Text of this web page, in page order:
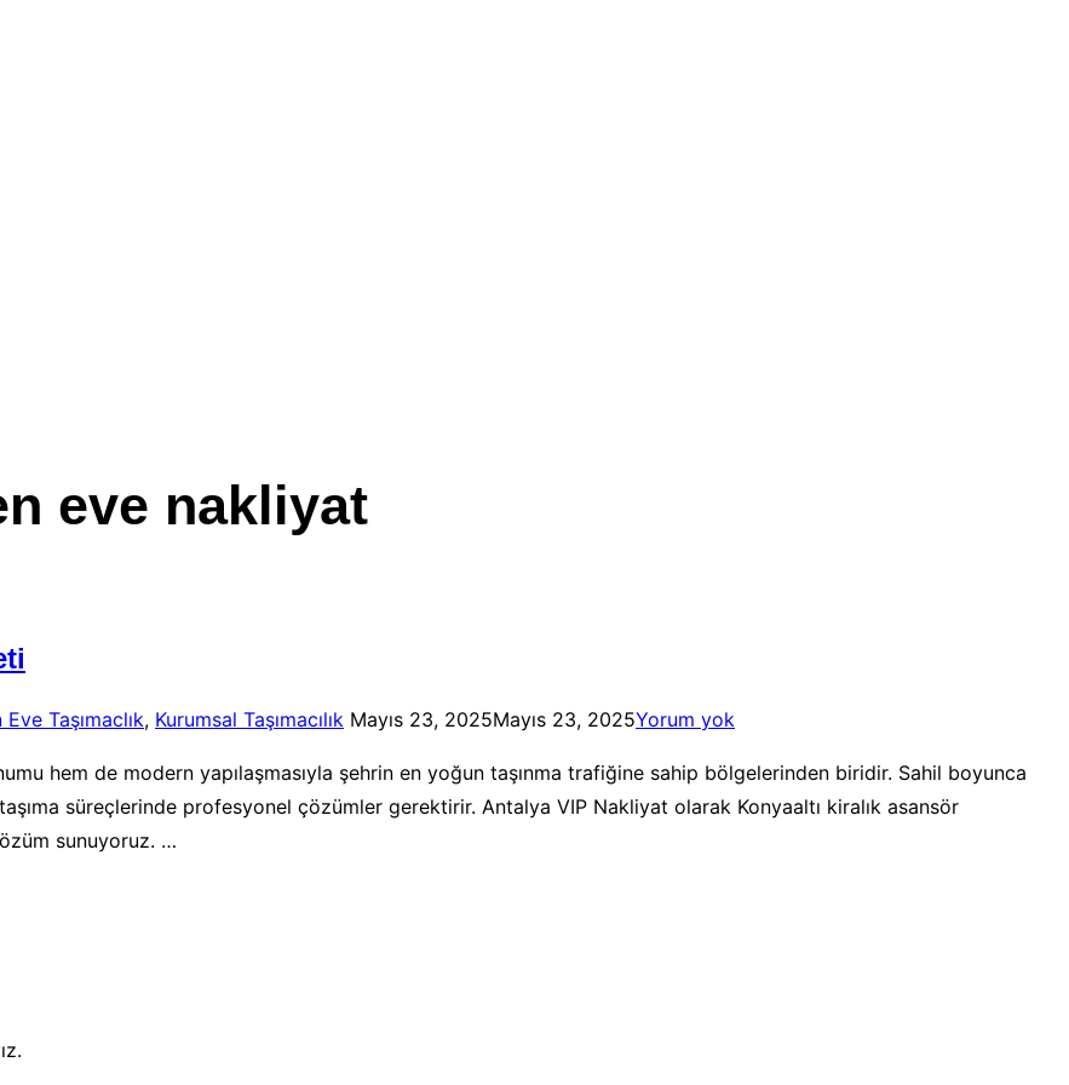
eve nakliyat
Taşımaclık, Kurumsal Taşımacılık Yayımlanma
Mayıs 23, 2025Mayıs 23, 2025Yorum yok
hem de modern yapılaşmasıyla şehrin en yoğun taşınma trafiğine sahip bölgelerinden biridir. Sahil boyunca
süreçlerinde profesyonel çözümler gerektirir. Antalya VIP Nakliyat olarak Konyaaltı kiralık asansör
sunuyoruz. …